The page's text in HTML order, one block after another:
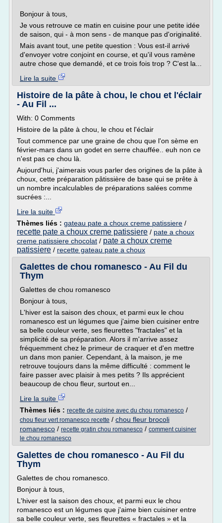
Bonjour à tous,
Je vous retrouve ce matin en cuisine pour une petite idée
de saison, qui - à mon sens - de manque pas d'originalité.
Mais avant tout, une petite question : Vous est-il arrivé
d'envoyer votre conjoint en course, et qu'il vous ramène
autre chose que demandé, et ce trois fois trop ? C'est la...
Lire la suite
Histoire de la pâte à chou, le chou et l'éclair
- Au Fil ...
With: 0 Comments
Histoire de la pâte à chou, le chou et l'éclair
Tout commence par une graine de chou que l'on sème en
février-mars dans un godet en serre chauffée.. euh non ce
n'est pas ce chou là.
Aujourd'hui, j'aimerais vous parler des origines de la pâte à
choux, cette préparation pâtissière de base qui se prête à
un nombre incalculables de préparations salées comme
sucrées :...
Lire la suite
Thèmes liés : gateau pate a choux creme patissiere /
recette pate a choux creme patissiere / pate a choux
creme patissiere chocolat / pate a choux creme
patissiere / recette gateau pate a choux
Galettes de chou romanesco - Au Fil du
Thym
Galettes de chou romanesco
Bonjour à tous,
L'hiver est la saison des choux, et parmi eux le chou
romanesco est un légumes que j'aime bien cuisiner entre
sa belle couleur verte, ses fleurettes "fractales" et la
simplicité de sa préparation. Alors il m'arrive assez
fréquemment chez le primeur de craquer et d'en mettre
un dans mon panier. Cependant, à la maison, je me
retrouve toujours dans la même difficulté : comment le
faire passer avec plaisir à mes petits ? Ils apprécient
beaucoup de chou fleur, surtout en...
Lire la suite
Thèmes liés : recette de cuisine avec du chou romanesco /
chou fleur vert romanesco recette / chou fleur brocoli
romanesco / recette gratin chou romanesco / comment cuisiner
le chou romanesco
Galettes de chou romanesco - Au Fil du
Thym
Galettes de chou romanesco.
Bonjour à tous,
L'hiver est la saison des choux, et parmi eux le chou
romanesco est un légumes que j'aime bien cuisiner entre
sa belle couleur verte, ses fleurettes « fractales » et la